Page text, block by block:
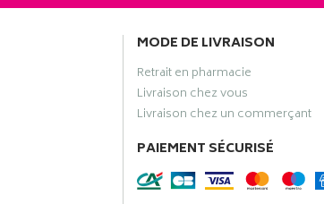
MODE DE LIVRAISON
Retrait en pharmacie
Livraison chez vous
Livraison chez un commerçant
PAIEMENT SÉCURISÉ